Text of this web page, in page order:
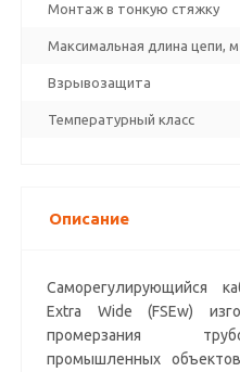
Монтаж в тонкую стяжку
Максимальная длина цепи, м
Взрывозащита
Температурный класс
Описание
Саморегулирующийся
Extra Wide (FSEw)
промерзания
промышленных